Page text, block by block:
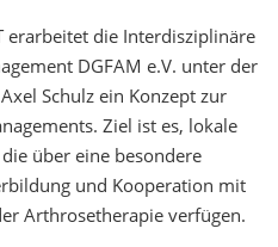
erarbeitet die Interdisziplinäre
DGFAM e.V. unter der
Schulz ein Konzept zur
Ziel ist es, lokale
über eine besondere
und Kooperation mit
Arthrosetherapie verfügen.